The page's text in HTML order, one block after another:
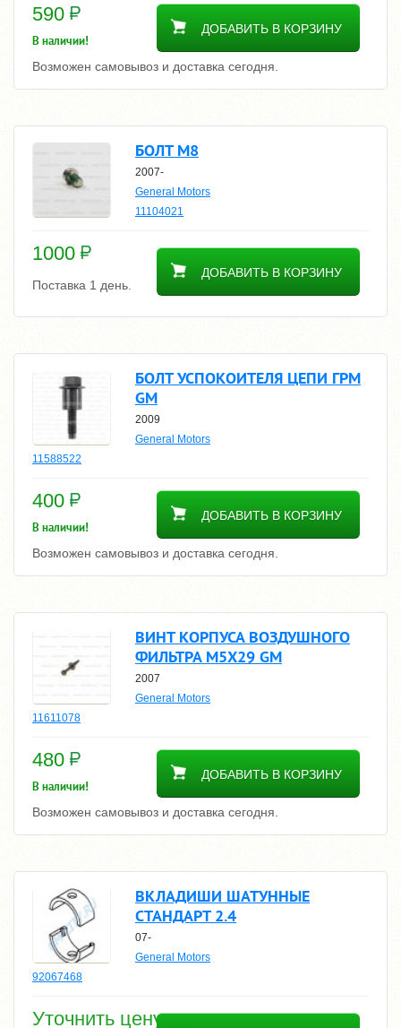
590
ДОБАВИТЬ В КОРЗИНУ
В наличии!
Возможен самовывоз и доставка сегодня.
БОЛТ М8
2007-
General Motors
11104021
1000
ДОБАВИТЬ В КОРЗИНУ
Поставка 1 день.
БОЛТ УСПОКОИТЕЛЯ ЦЕПИ ГРМ
GM
2009
General Motors
11588522
400
ДОБАВИТЬ В КОРЗИНУ
В наличии!
Возможен самовывоз и доставка сегодня.
ВИНТ КОРПУСА ВОЗДУШНОГО
ФИЛЬТРА М5Х29 GM
2007
General Motors
11611078
480
ДОБАВИТЬ В КОРЗИНУ
В наличии!
Возможен самовывоз и доставка сегодня.
ВКЛАДИШИ ШАТУННЫЕ
СТАНДАРТ 2.4
07-
General Motors
92067468
Уточнить цену